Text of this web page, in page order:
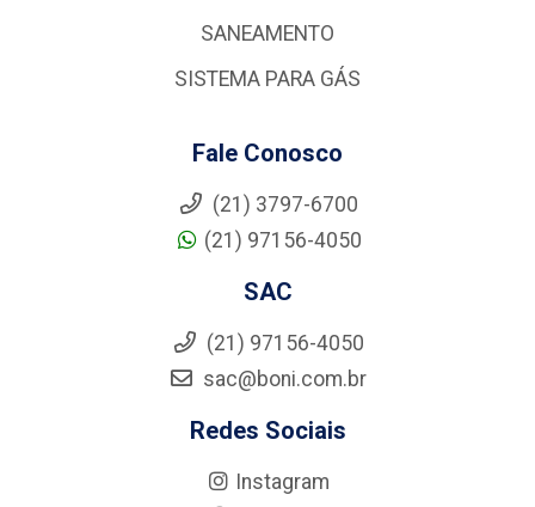
SANEAMENTO
SISTEMA PARA GÁS
Fale Conosco
(21) 3797-6700
(21) 97156-4050
SAC
(21) 97156-4050
sac@boni.com.br
Redes Sociais
Instagram